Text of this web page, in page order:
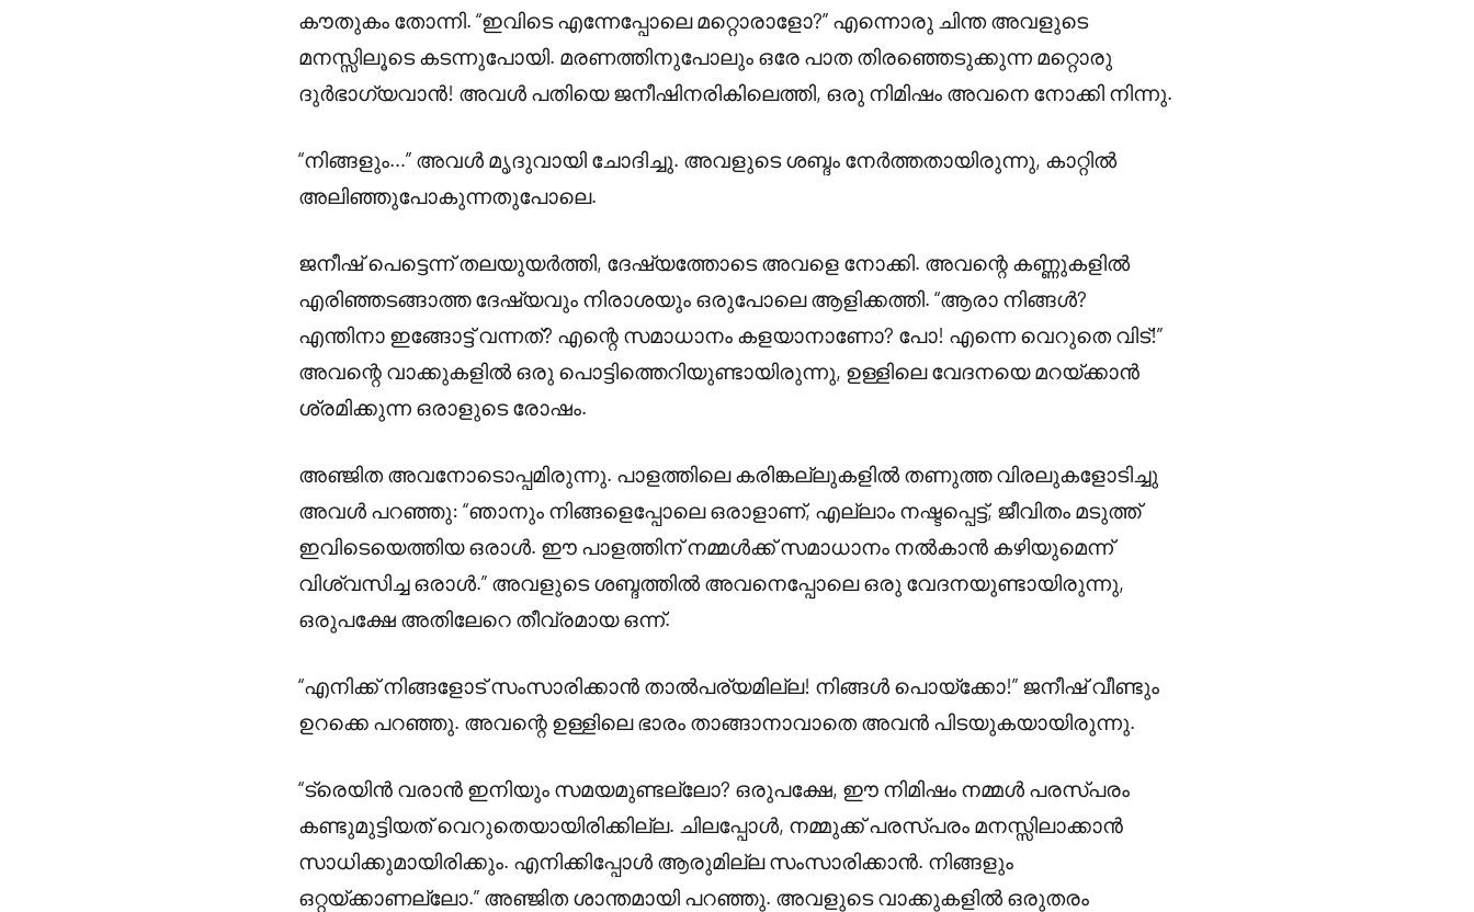
കൗതുകം തോന്നി. “ഇവിടെ എന്നേപ്പോലെ മറ്റൊരാളോ?” എന്നൊരു ചിന്ത അവളുടെ
മനസ്സിലൂടെ കടന്നുപോയി. മരണത്തിനുപോലും ഒരേ പാത തിരഞ്ഞെടുക്കുന്ന മറ്റൊരു
ദുർഭാഗ്യവാൻ! അവൾ പതിയെ ജനീഷിനരികിലെത്തി, ഒരു നിമിഷം അവനെ നോക്കി നിന്നു.
“നിങ്ങളും…” അവൾ മൃദുവായി ചോദിച്ചു. അവളുടെ ശബ്ദം നേർത്തതായിരുന്നു, കാറ്റിൽ
അലിഞ്ഞുപോകുന്നതുപോലെ.
ജനീഷ് പെട്ടെന്ന് തലയുയർത്തി, ദേഷ്യത്തോടെ അവളെ നോക്കി. അവന്റെ കണ്ണുകളിൽ
എരിഞ്ഞടങ്ങാത്ത ദേഷ്യവും നിരാശയും ഒരുപോലെ ആളിക്കത്തി. “ആരാ നിങ്ങൾ?
എന്തിനാ ഇങ്ങോട്ട് വന്നത്? എന്റെ സമാധാനം കളയാനാണോ? പോ! എന്നെ വെറുതെ വിട്!”
അവന്റെ വാക്കുകളിൽ ഒരു പൊട്ടിത്തെറിയുണ്ടായിരുന്നു, ഉള്ളിലെ വേദനയെ മറയ്ക്കാൻ
ശ്രമിക്കുന്ന ഒരാളുടെ രോഷം.
അഞ്ജിത അവനോടൊപ്പമിരുന്നു. പാളത്തിലെ കരിങ്കല്ലുകളിൽ തണുത്ത വിരലുകളോടിച്ചു
അവൾ പറഞ്ഞു: “ഞാനും നിങ്ങളെപ്പോലെ ഒരാളാണ്, എല്ലാം നഷ്ടപ്പെട്ട്, ജീവിതം മടുത്ത്
ഇവിടെയെത്തിയ ഒരാൾ. ഈ പാളത്തിന് നമ്മൾക്ക് സമാധാനം നൽകാൻ കഴിയുമെന്ന്
വിശ്വസിച്ച ഒരാൾ.” അവളുടെ ശബ്ദത്തിൽ അവനെപ്പോലെ ഒരു വേദനയുണ്ടായിരുന്നു,
ഒരുപക്ഷേ അതിലേറെ തീവ്രമായ ഒന്ന്.
“എനിക്ക് നിങ്ങളോട് സംസാരിക്കാൻ താൽപര്യമില്ല! നിങ്ങൾ പൊയ്ക്കോ!” ജനീഷ് വീണ്ടും
ഉറക്കെ പറഞ്ഞു. അവന്റെ ഉള്ളിലെ ഭാരം താങ്ങാനാവാതെ അവൻ പിടയുകയായിരുന്നു.
“ട്രെയിൻ വരാൻ ഇനിയും സമയമുണ്ടല്ലോ? ഒരുപക്ഷേ, ഈ നിമിഷം നമ്മൾ പരസ്പരം
കണ്ടുമുട്ടിയത് വെറുതെയായിരിക്കില്ല. ചിലപ്പോൾ, നമ്മുക്ക് പരസ്പരം മനസ്സിലാക്കാൻ
സാധിക്കുമായിരിക്കും. എനിക്കിപ്പോൾ ആരുമില്ല സംസാരിക്കാൻ. നിങ്ങളും
ഒറ്റയ്ക്കാണല്ലോ.” അഞ്ജിത ശാന്തമായി പറഞ്ഞു. അവളുടെ വാക്കുകളിൽ ഒരുതരം